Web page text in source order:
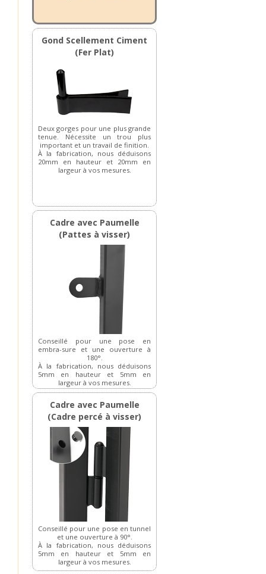
Gond Scellement Ciment
(Fer Plat)
Deux gorges pour une plus grande
tenue. Nécessite un trou plus
important et un travail de finition.
À la fabrication, nous déduisons
20mm en hauteur et 20mm en
largeur à vos mesures.
Cadre avec Paumelle
(Pattes à visser)
Conseillé pour une pose en
embra-sure et une ouverture à
180°.
À la fabrication, nous déduisons
5mm en hauteur et 5mm en
largeur à vos mesures.
Cadre avec Paumelle
(Cadre percé à visser)
Conseillé pour une pose en tunnel
et une ouverture à 90°.
À la fabrication, nous déduisons
5mm en hauteur et 5mm en
largeur à vos mesures.